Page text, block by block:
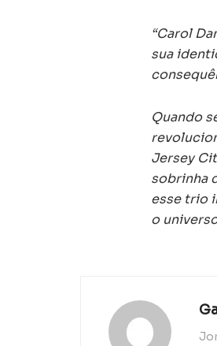
“Carol
sua
Quando
Jersey
sobrinha
esse trio
o